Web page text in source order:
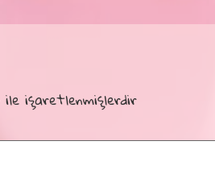
ile işaretlenmişlerdir